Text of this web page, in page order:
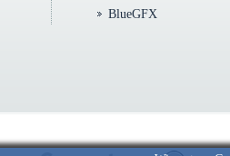
BlueGFX